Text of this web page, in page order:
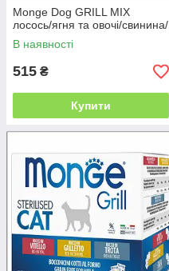
Monge Dog GRILL MIX
лосось/ягня та овочі/свинина/
В наявності
515 ₴
Купити